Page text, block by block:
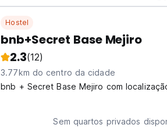
Hostel
bnb+Secret Base Mejiro
2.3(12)
3.77km do centro da cidade
bnb + Secret Base Mejiro com
Sem quartos privados